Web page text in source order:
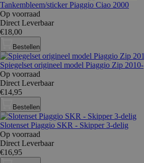
Tankembleem/sticker Piaggio Ciao 2000
Op voorraad
Direct Leverbaar
€18,00
Bestellen
Spiegelset origineel model Piaggio Zip 2010-
Op voorraad
Direct Leverbaar
€14,95
Bestellen
Slotenset Piaggio SKR - Skipper 3-delig
Op voorraad
Direct Leverbaar
€16,95